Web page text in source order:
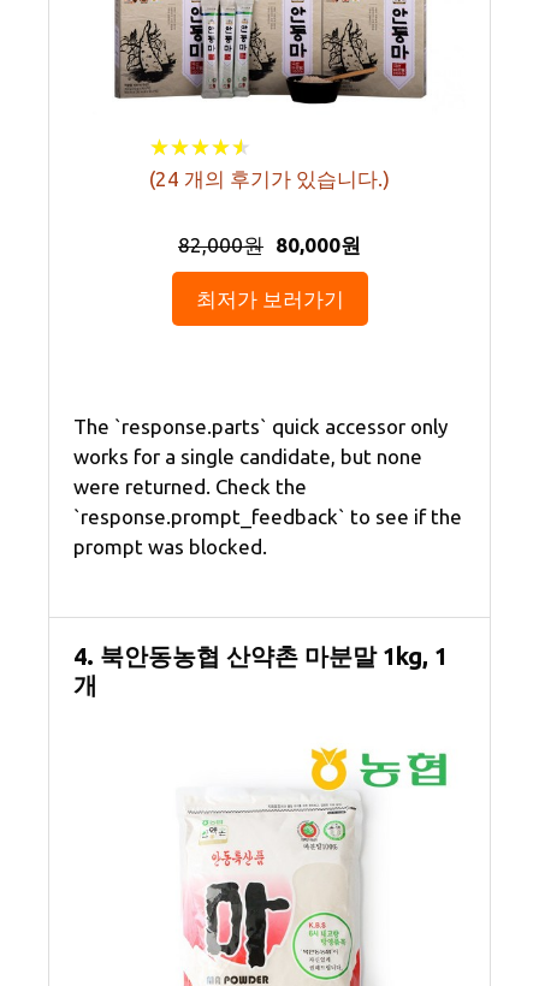
★★★★★
★★★★★
(24 개의 후기가 있습니다.)
82,000원 80,000원
최저가 보러가기
The `response.parts` quick accessor only
works for a single candidate, but none
were returned. Check the
`response.prompt_feedback` to see if the
prompt was blocked.
4. 북안동농협 산약촌 마분말 1kg, 1
개